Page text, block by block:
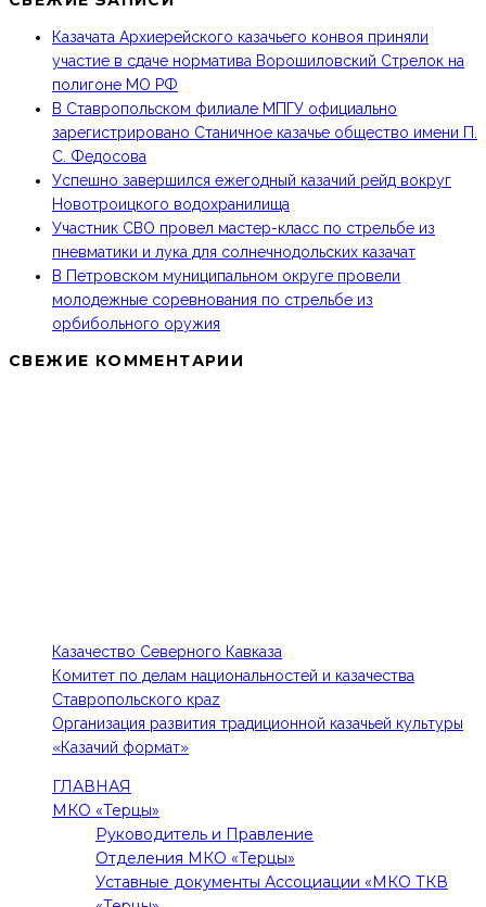
Казачата Архиерейского казачьего конвоя приняли
участие в сдаче норматива Ворошиловский Стрелок на
полигоне МО РФ
В Ставропольском филиале МПГУ официально
зарегистрировано Станичное казачье общество имени П.
С. Федосова
Успешно завершился ежегодный казачий рейд вокруг
Новотроицкого водохранилища
Участник СВО провел мастер-класс по стрельбе из
пневматики и лука для солнечнодольских казачат
В Петровском муниципальном округе провели
молодежные соревнования по стрельбе из
орбибольного оружия
СВЕЖИЕ КОММЕНТАРИИ
Казачество Северного Кавказа
Комитет по делам национальностей и казачества
Ставропольского краz
Организация развития традиционной казачьей культуры
«Казачий формат»
ГЛАВНАЯ
МКО «Терцы»
Руководитель и Правление
Отделения МКО «Терцы»
Уставные документы Ассоциации «МКО ТКВ